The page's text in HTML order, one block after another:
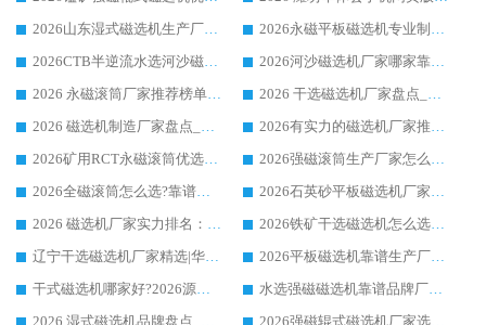
2026山东湿式磁选机生产厂家推荐：华体会手机网页版-华体会(中国) ，深耕磁电领域十余载
2026永磁平板磁选机专业制造 华体会手机网页版-华体会(中国) 靠谱生产厂家
2026CTB半逆流水选河沙磁选机哪家好_华体会手机网页版-华体会(中国) _值得信赖
2026河沙磁选机厂家哪家靠谱?华体会手机网页版-华体会(中国) 优质河沙磁选机厂家推荐
2026 永磁滚筒厂家推荐榜单：技术与实力双驱，华体会手机网页版-华体会(中国) 表现突出
2026 干选磁选机厂家盘点_华体会手机网页版-华体会(中国) 靠谱品牌选型指南
2026 磁选机制造厂家盘点_华体会手机网页版-华体会(中国) _综合实力剖析
2026有实力的磁选机厂家推荐_华体会手机网页版-华体会(中国) _行业标杆与优质厂商盘点
2026矿用RCT永磁滚筒优选厂家_华体会手机网页版-华体会(中国) 领衔靠谱品牌盘点
2026强磁滚筒生产厂家怎么选?行业口碑推荐华体会手机网页版-华体会(中国)
2026全磁滚筒怎么选?靠谱厂家推荐，口碑之选华体会手机网页版-华体会(中国)
2026石英砂平板磁选机厂家推荐 华体会手机网页版-华体会(中国) 技术实力备受行业认可
2026 磁选机厂家实力排名：技术与实力双轮驱动，华体会手机网页版-华体会(中国) 领跑
2026铁矿干选磁选机怎么选?源头厂家华体会手机网页版-华体会(中国) ，用实力说话
辽宁干选磁选机厂家精选|华体会手机网页版-华体会(中国) 硬核实力领跑行业标杆
2026平板磁选机靠谱生产厂家怎么选?行业标杆华体会手机网页版-华体会(中国) ，凭硬实力脱颖而出
干式磁选机哪家好?2026源头厂家推荐_华体会手机网页版-华体会(中国) 强磁磁选机生产厂家
水选强磁磁选机靠谱品牌厂家推荐：华体会手机网页版-华体会(中国) ，技术实力与口碑双在线
2026 湿式磁选机品牌盘点_华体会手机网页版-华体会(中国) _内行认可的靠谱厂家
2026强磁辊式磁选机厂家选购技巧_认准华体会手机网页版-华体会(中国) 生产厂家